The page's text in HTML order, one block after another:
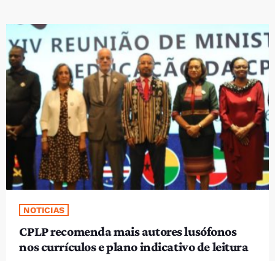
PROGRAMAS
VIDEOS
EVENTOS
CONTACTOS
PORTUGUÊS keyboard_arrow_down
TÉTUM
PORTUGUÊS
PRÓXIMOS PROGRAMAS
Bom dia RAFA
7:00 AM - 10:00 AM
NOTICIAS
CPLP recomenda mais autores lusófonos
nos currículos e plano indicativo de leitura